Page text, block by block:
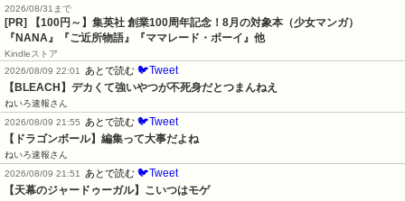
2026/08/31まで
[PR]
【100円～】集英社 創業100周年記念！8月の対象本（少女マンガ）
『NANA』『ご近所物語』『ママレード・ボーイ』他
Kindleストア
2026/08/09 22:01
あとで読む 🐦Tweet
【BLEACH】デカくて強いやつが不死身だとつまんねえ
ねいろ速報さん
2026/08/09 21:55
あとで読む 🐦Tweet
【ドラゴンボール】編集って大事だよね
ねいろ速報さん
2026/08/09 21:51
あとで読む 🐦Tweet
【天幕のジャードゥーガル】こいつはモゲ